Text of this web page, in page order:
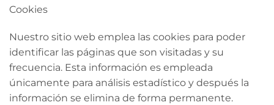
Cookies
Nuestro sitio web emplea las cookies para poder
identificar las páginas que son visitadas y su
frecuencia. Esta información es empleada
únicamente para análisis estadístico y después la
información se elimina de forma permanente.